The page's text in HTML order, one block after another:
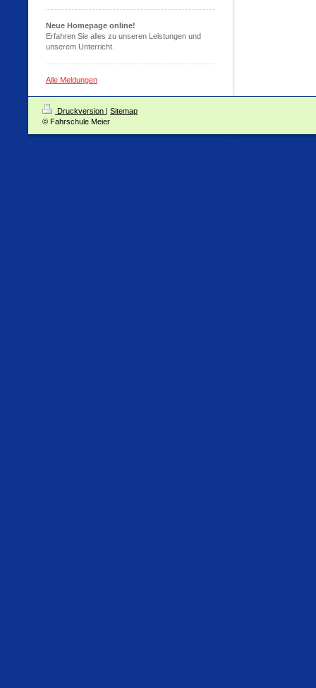
Neue Homepage online!
Erfahren Sie alles zu unseren Leistungen und
unserem Unterricht.
Alle Meldungen
Druckversion | Sitemap
© Fahrschule Meier